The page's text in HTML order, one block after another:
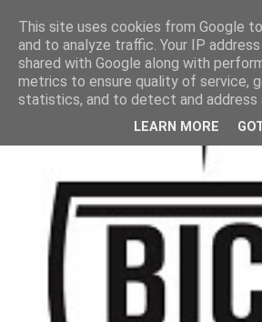
This site uses cookies from Google
and to analyze traffic. Your IP
shared with Google along with
metrics to ensure quality of service,
statistics, and to detect and address
LEARN MORE